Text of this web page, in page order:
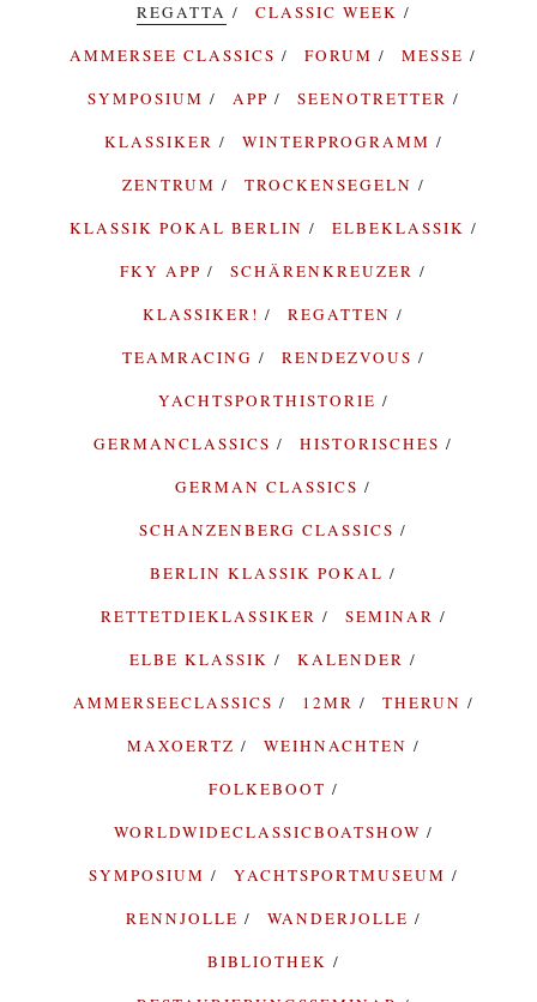
REGATTA
CLASSIC WEEK
AMMERSEE CLASSICS
FORUM
MESSE
SYMPOSIUM
APP
SEENOTRETTER
KLASSIKER
WINTERPROGRAMM
ZENTRUM
TROCKENSEGELN
KLASSIK POKAL BERLIN
ELBEKLASSIK
FKY APP
SCHÄRENKREUZER
KLASSIKER!
REGATTEN
TEAMRACING
RENDEZVOUS
YACHTSPORTHISTORIE
GERMANCLASSICS
HISTORISCHES
GERMAN CLASSICS
SCHANZENBERG CLASSICS
BERLIN KLASSIK POKAL
RETTETDIEKLASSIKER
SEMINAR
ELBE KLASSIK
KALENDER
AMMERSEECLASSICS
12MR
THERUN
MAXOERTZ
WEIHNACHTEN
FOLKEBOOT
WORLDWIDECLASSICBOATSHOW
SYMPOSIUM
YACHTSPORTMUSEUM
RENNJOLLE
WANDERJOLLE
BIBLIOTHEK